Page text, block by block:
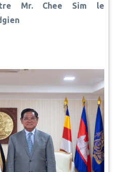
Mr. Chee Sim le